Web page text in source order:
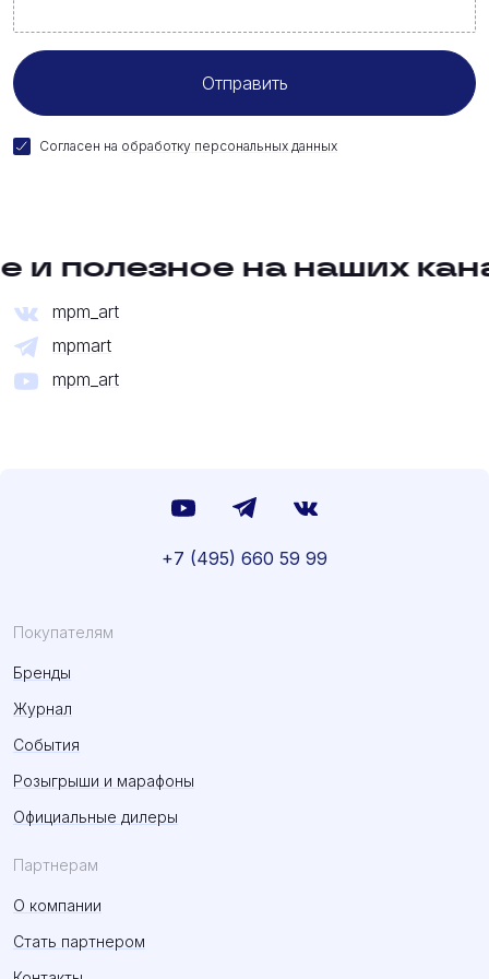
Согласен на обработку персональных данных
и полезное на наших
mpm_art
mpmart
mpm_art
Покупателям
Бренды
Журнал
События
Розыгрыши и марафоны
Официальные дилеры
Партнерам
О компании
Стать партнером
+7 (495) 660 59 99